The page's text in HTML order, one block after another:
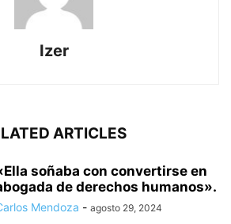
Izer
ARTICLES
soñaba con convertirse en
de derechos humanos».
Mendoza - agosto 29, 2024